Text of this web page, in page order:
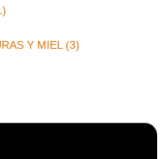
Y MIEL (3)